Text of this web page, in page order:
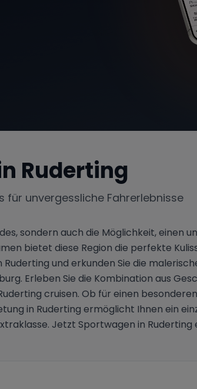
Ruderting
für unvergessliche Fahrerlebnisse
sondern auch die Möglichkeit, einen
bietet diese Region die perfekte
und erkunden Sie die
Erleben Sie die Kombination aus
cruisen. Ob für einen
in Ruderting ermöglicht Ihnen ein
Jetzt Sportwagen in Ruderting